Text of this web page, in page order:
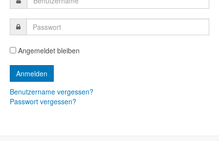
Angemeldet bleiben
Benutzername vergessen?
Passwort vergessen?